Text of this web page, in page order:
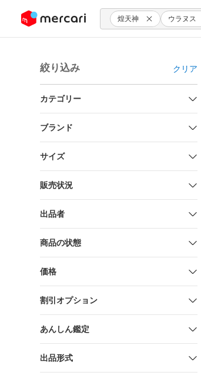
ツにスキップ 煌天神 ウラヌス
絞り込み クリア
カテゴリー
ブランド
サイズ
販売状況
出品者
商品の状態
価格
割引オプション
あんしん鑑定
出品形式